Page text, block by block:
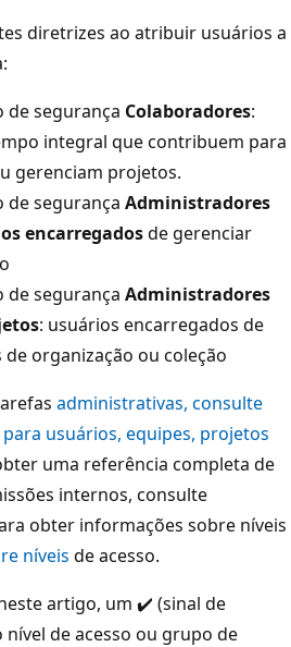
diretrizes ao atribuir usuários a
de segurança Colaboradores:
integral que contribuem para
gerenciam projetos.
de segurança Administradores
encarregadosde gerenciar
de segurança Administradores
: usuários encarregados de
organização ou coleção
administrativas, consulte
usuários, equipes, projetos
uma referência completa de
internos, consulte
obter informações sobre níveis
níveis de acesso.
artigo, um ✔️ (sinal de
de acesso ou grupo de